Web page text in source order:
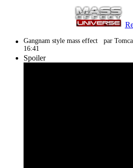
Gangnam style mass effect par
16:41
Spoiler